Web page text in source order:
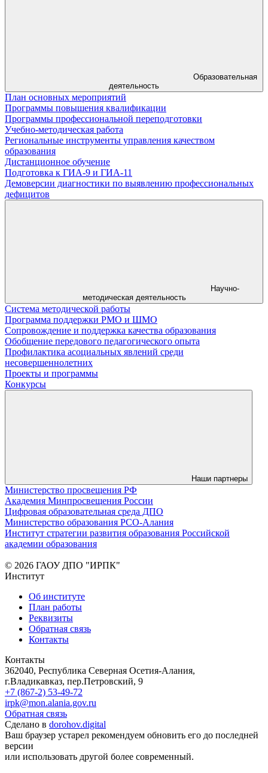
Образовательная
деятельность
План основных мероприятий
Программы повышения квалификации
Программы профессиональной переподготовки
Учебно-методическая работа
Региональные инструменты управления качеством
образования
Дистанционное обучение
Подготовка к ГИА-9 и ГИА-11
Демоверсии диагностики по выявлению профессиональных
дефицитов
Научно-
методическая деятельность
Система методической работы
Программа поддержки РМО и ШМО
Сопровождение и поддержка качества образования
Обобщение передового педагогического опыта
Профилактика асоциальных явлений среди
несовершеннолетних
Проекты и программы
Конкурсы
Наши партнеры
Министерство просвещения РФ
Академия Минпросвещения России
Цифровая образовательная среда ДПО
Министерство образования РСО-Алания
Институт стратегии развития образования Российской
академии образования
© 2026 ГАОУ ДПО "ИРПК"
Институт
Об институте
План работы
Реквизиты
Обратная связь
Контакты
Контакты
362040, Республика Северная Осетия-Алания,
г.Владикавказ, пер.Петровский, 9
+7 (867-2) 53-49-72
irpk@mon.alania.gov.ru
Обратная связь
Сделано в dorohov.digital
Ваш браузер устарел рекомендуем обновить его до последней
версии
или использовать другой более современный.